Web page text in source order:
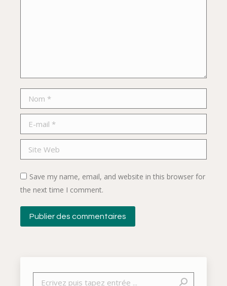
Nom *
E-mail *
Site Web
Save my name, email, and website in this browser for
the next time I comment.
Publier des commentaires
Recherche